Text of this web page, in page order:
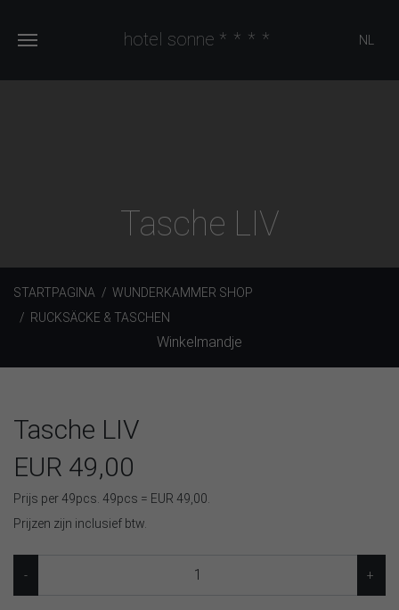
hotel sonne **** NL
Tasche LIV
STARTPAGINA
WUNDERKAMMER SHOP
RUCKSÄCKE & TASCHEN
Winkelmandje
Tasche LIV
EUR 49,00
Prijs per 49pcs. 49pcs = EUR 49,00.
Prijzen zijn inclusief btw.